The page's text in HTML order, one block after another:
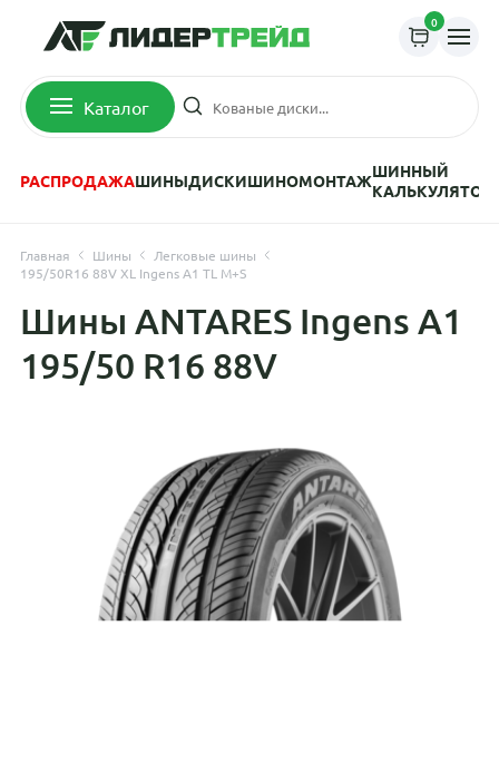
0
Каталог
РАСПРОДАЖАШИНЫДИСКИШИНОМОНТАЖШИННЫЙ
КАЛЬКУЛЯТОР
Главная Шины
Легковые шины
195/50R16 88V XL Ingens A1 TL M+S
Шины ANTARES Ingens A1
195/50 R16 88V